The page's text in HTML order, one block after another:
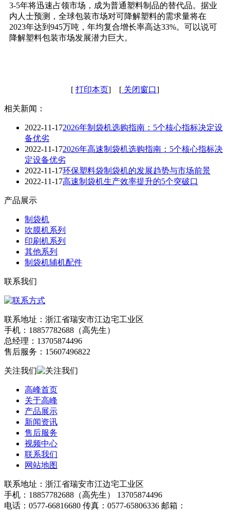
3-5年将迅速占领市场，成为普通塑料制品的替代品。据业
内人士预测，全球包装市场对可降解塑料的需求量将在
2023年达到945万吨，年均复合增长率高达33%。可以说可
降解塑料包装市场发展潜力巨大。
[ 打印本页] [ 关闭窗口]
相关新闻：
2022-11-172026年制袋机选购指南：5个核心指标决定设
备优劣
2022-11-172026年高速制袋机选购指南：5个核心指标决
定设备优劣
2022-11-17环保塑料袋制袋机的发展趋势与市场前景
2022-11-17高速制袋机生产效率提升的5个突破口
产品展示
制袋机
吹膜机系列
印刷机系列
其他系列
制袋机辅机配件
联系我们
联系地址：浙江省瑞安市江边宅工业区
手机：18857782688（高先生）
总经理：13705874496
售后服务：15607496822
关注我们
高峰首页
关于高峰
产品展示
新闻资讯
售后服务
视频中心
联系我们
网站地图
联系地址：浙江省瑞安市江边宅工业区
手机：18857782688（高先生） 13705874496
电话：0577-66816680 传真：0577-65806336 邮箱：